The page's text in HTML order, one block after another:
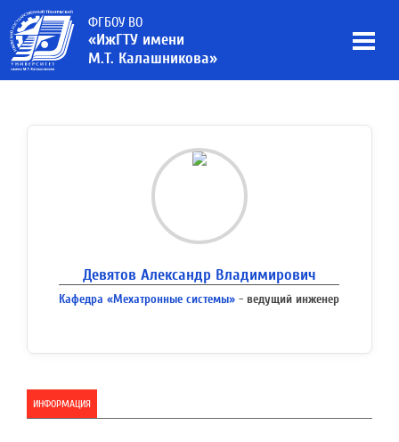
ФГБОУ ВО
«ИжГТУ имени
М.Т. Калашникова»
Девятов Александр Владимирович
Кафедра «Мехатронные системы» - ведущий инженер
ИНФОРМАЦИЯ